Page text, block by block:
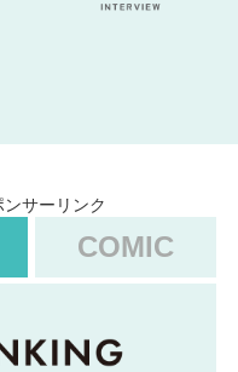
ンサーリンク
COMIC